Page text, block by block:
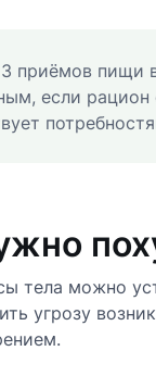
приёмов пищи
если рацион
тела можно
угрозу